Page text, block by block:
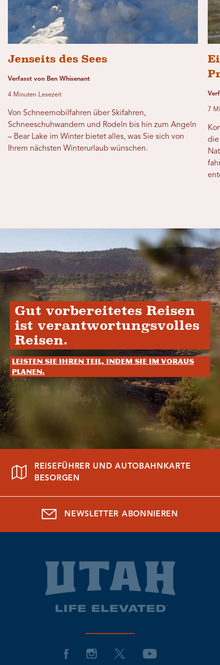
Jenseits des Sees
Verfasst von Ben Whisenant
4 Minuten Lesezeit
Von Schneemobilfahren über Skifahren,
Schneeschuhwandern und Rodeln bis hin zum Angeln
– Bear Lake im Winter bietet alles, was Sie sich von
Ihrem nächsten Winterurlaub wünschen.
7
die
Gut vorbereitetes Reisen
ist verantwortungsvolles
Reisen.
Leisten Sie Ihren Teil, indem Sie im Voraus
planen.
REISEFÜHRER UND AUTOBAHNKARTE
BESORGEN
NEWSLETTER ABONNIEREN